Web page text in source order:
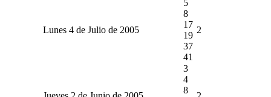
Lunes 4 de Julio de 2005
5
8
17
19
37
41
2
3
4
8